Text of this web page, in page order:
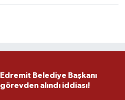
Edremit Belediye Başkanı
görevden alındı iddiası!